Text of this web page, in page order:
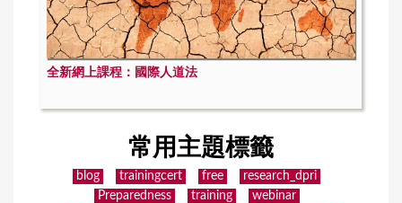
全新網上課程：國際人道法
常用主題標籤
blog trainingcert free
research_dpri
Preparedness
training
webinar